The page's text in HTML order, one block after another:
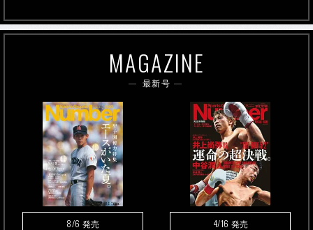
MAGAZINE
最新号
8/6 発売 4/16 発売